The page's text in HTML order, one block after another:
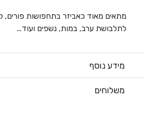
מתאים מאוד כאביזר בתחפושות פורים,
לתלבושת ערב, במות, נשפים ועוד…
מידע נוסף
משלוחים